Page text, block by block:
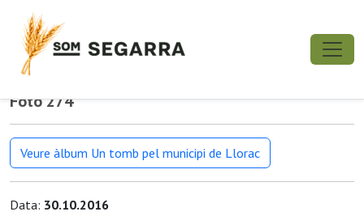
Foto 274
Veure àlbum Un tomb pel municipi de Llorac
Data: 30.10.2016